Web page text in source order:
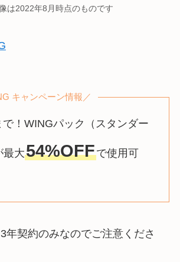
は2022年8月時点のものです
キャンペーン情報／
！WINGパック（スタンダー
最大54%OFFで使用可
契約のみなのでご注意くださ